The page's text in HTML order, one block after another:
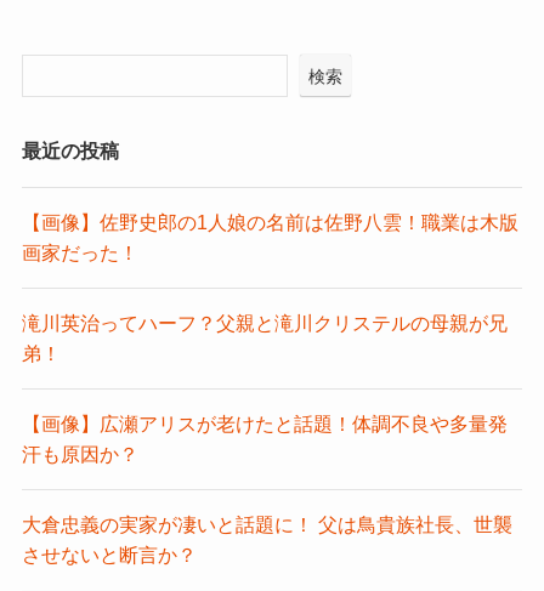
検索
最近の投稿
【画像】佐野史郎の1人娘の名前は佐野八雲！職業は木版
画家だった！
滝川英治ってハーフ？父親と滝川クリステルの母親が兄
弟！
【画像】広瀬アリスが老けたと話題！体調不良や多量発
汗も原因か？
大倉忠義の実家が凄いと話題に！ 父は鳥貴族社長、世襲
させないと断言か？